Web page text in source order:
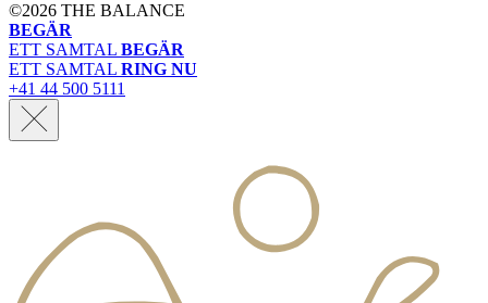
©2026 THE BALANCE
BEGÄR
ETT SAMTAL BEGÄR
ETT SAMTAL RING NU
+41 44 500 5111